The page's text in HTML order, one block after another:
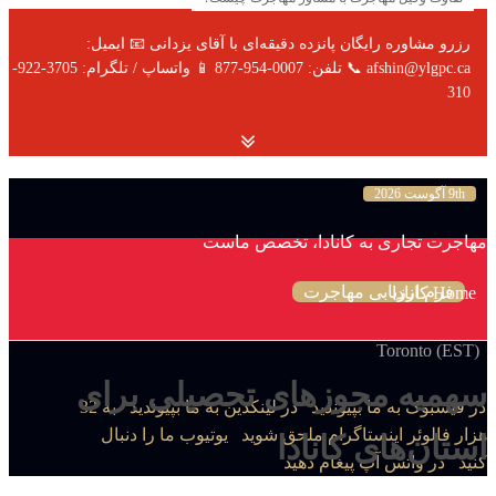
رزرو مشاوره رایگان پانزده دقیقه‌ای با آقای یزدانی 📧 ایمیل:
afshin@ylgpc.ca 📞 تلفن: 0007-954-877 📱 واتساپ / تلگرام: 3705-922-
310
9th آگوست 2026
مهاجرت تجاری به کانادا، تخصص ماست
فرم ارزیابی مهاجرت
Toronto (EST)
در فیسبوک به ما بپیوندید در لینکدین به ما بپیوندید
به 32
هزار فالوئر اینستاگرام ملحق شوید
یوتیوب ما را دنبال
کنید
در واتس آپ پیغام دهید
Home کانادا
سهمیه مجوزهای تحصیلی برای
استان‌های کانادا